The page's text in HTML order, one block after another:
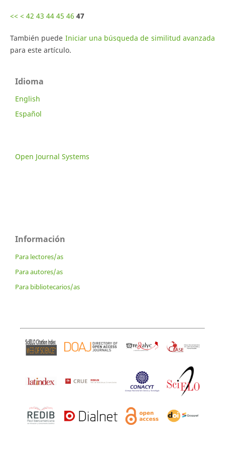
<< < 42 43 44 45 46 47
También puede Iniciar una búsqueda de similitud avanzada
para este artículo.
Idioma
English
Español
Open Journal Systems
Información
Para lectores/as
Para autores/as
Para bibliotecarios/as